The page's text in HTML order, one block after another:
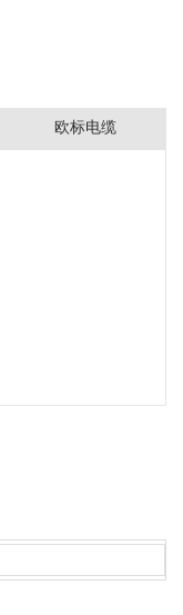
欧标电缆